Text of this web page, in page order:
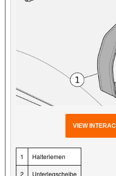
VIEW
1 Halteriemen
2 Unterlegscheibe